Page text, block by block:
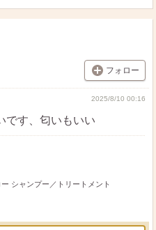
フォロー
2025/8/10 00:16
です、匂いもいい
シャンプー／トリートメント